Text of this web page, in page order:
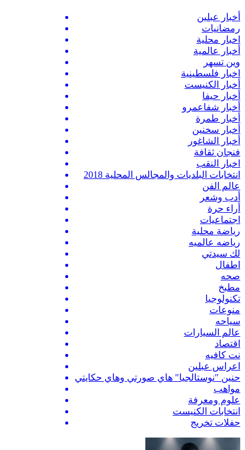
أخبار عبلين
رمضانيات
اخبار محلية
أخبار عالمية
وين تسهر
اخبار فلسطينية
أخبار الكنيست
أخبار حيفا
أخبار شفاعمرو
أخبار طمرة
أخبار سخنين
أخبار الشاغور
فنجان ثقافة
اخبار النقب
انتخابات البلديات والمجالس المحلية 2018
عالم الفن
أدب وشعر
أراء حرة
اجتماعيات
رياضة محلية
رياضه عالميه
لك سيدتي
اطفال
صحه
مطبخ
تكنولوجيا
منوعات
سياحه
عالم السيارات
اقتصاد
نت كافيه
اعراس عبلين
حنين "نوستالجيا" هاي صورتي وهاي حكايتي
مواهب
علوم ومعرفة
انتخابات الكنيست
حفلات تخريج